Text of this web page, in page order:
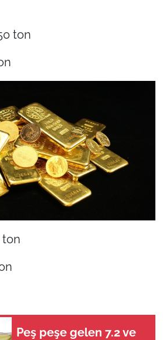
ton
ton
Peş peşe gelen 7.2 ve